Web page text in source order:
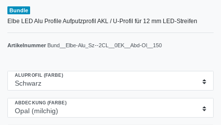
Bundle
Elbe LED Alu Profile Aufputzprofil AKL / U-Profil für 12 mm LED-Streifen
Artikelnummer Bund__Elbe-Alu_Sz--2CL__0EK__Abd-Ol__150
ALUPROFIL (FARBE)
ABDECKUNG (FARBE)